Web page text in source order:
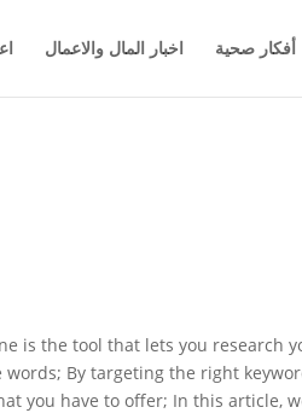
أفكار صحية اخبار المال والاعمال
is the tool that lets you
By targeting the right
you have to offer; In this article,